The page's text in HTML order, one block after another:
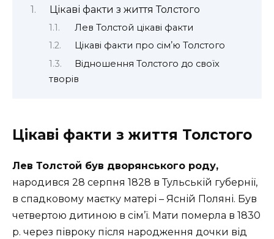
Цікаві факти з життя Толстого
Лев Толстой цікаві факти
Цікаві факти про сімʼю Толстого
Відношення Толстого до своїх
творів
Цікаві факти з життя Толстого
Лев Толстой був дворянського роду,
народився 28 серпня 1828 в Тульській губернії,
в спадковому маєтку матері – Ясній Поляні. Був
четвертою дитиною в сім’ї. Мати померла в 1830
р. через півроку після народження дочки від